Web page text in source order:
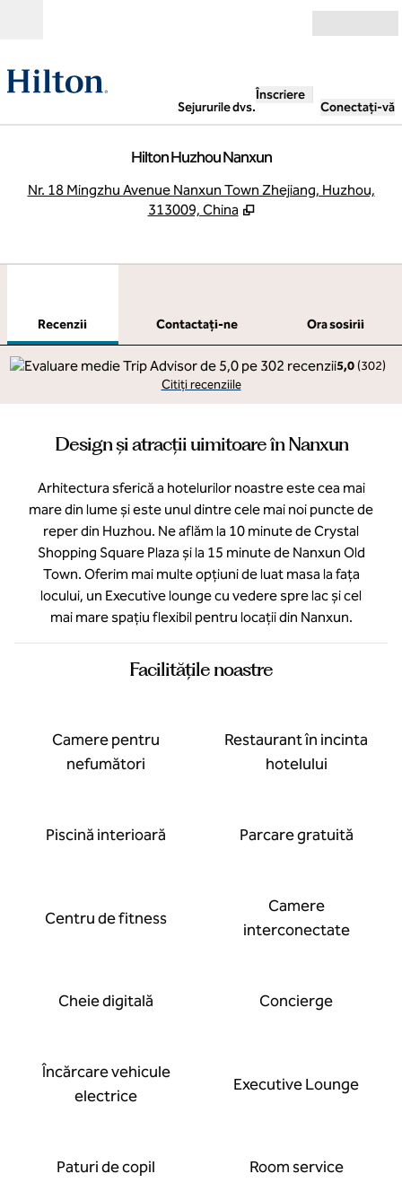
Sejururile dvs.
Înscriere
Conectați-vă
Hilton Huzhou Nanxun
Nr. 18 Mingzhu Avenue Nanxun Town Zhejiang, Huzhou,
313009, China
Recenzii Contactaţi-ne
Ora sosirii
5,0 (302)
Citiți recenziile
Design și atracții uimitoare în Nanxun
Arhitectura sferică a hotelurilor noastre este cea mai
mare din lume și este unul dintre cele mai noi puncte de
reper din Huzhou. Ne aflăm la 10 minute de Crystal
Shopping Square Plaza și la 15 minute de Nanxun Old
Town. Oferim mai multe opțiuni de luat masa la fața
locului, un Executive lounge cu vedere spre lac și cel
mai mare spațiu flexibil pentru locații din Nanxun.
Facilităţile noastre
Camere pentru
nefumători
Restaurant în incinta
hotelului
Piscină interioară Parcare gratuită
Centru de fitness
Camere
interconectate
Cheie digitală Concierge
Încărcare vehicule
electrice
Executive Lounge
Paturi de copil Room service